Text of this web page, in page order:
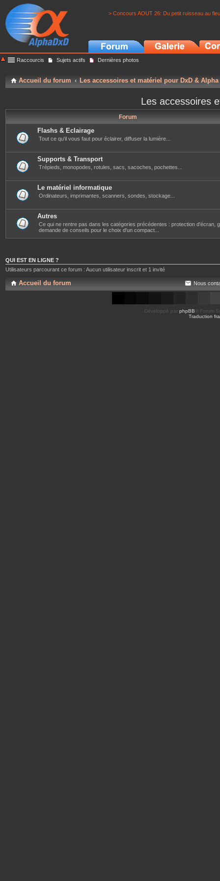
> Concours AOUT 26: Du petit ruisseau au
Raccourcis Sujets actifs Dernières photos
Accueil du forum Les accessoires et matériel pour DxD & Alpha
Les accessoires
Forum
Flashs & Eclairage
Tout ce qu'il vous faut pour éclairer, diffuser la lumière...
Supports & Transport
Trépieds, monopodes, rotules, sacs, sacoches, pochettes...
Le matériel informatique
Ordinateurs, imprimantes, scanners, sondes, stockage...
Autres
Ce qui ne rentre pas dans les catégories précédentes : protection d'écran,
demande de conseils pour le choix d'un compact...
QUI EST EN LIGNE ?
Utilisateurs parcourant ce forum : Aucun utilisateur inscrit et 1 invité
Accueil du forum Nous
Développé par phpBB ® Forum
Traduction